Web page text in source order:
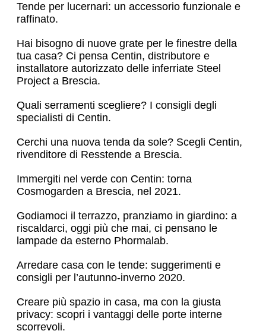
Tende per lucernari: un accessorio funzionale e
raffinato.
Hai bisogno di nuove grate per le finestre della
tua casa? Ci pensa Centin, distributore e
installatore autorizzato delle inferriate Steel
Project a Brescia.
Quali serramenti scegliere? I consigli degli
specialisti di Centin.
Cerchi una nuova tenda da sole? Scegli Centin,
rivenditore di Resstende a Brescia.
Immergiti nel verde con Centin: torna
Cosmogarden a Brescia, nel 2021.
Godiamoci il terrazzo, pranziamo in giardino: a
riscaldarci, oggi più che mai, ci pensano le
lampade da esterno Phormalab.
Arredare casa con le tende: suggerimenti e
consigli per l’autunno-inverno 2020.
Creare più spazio in casa, ma con la giusta
privacy: scopri i vantaggi delle porte interne
scorrevoli.